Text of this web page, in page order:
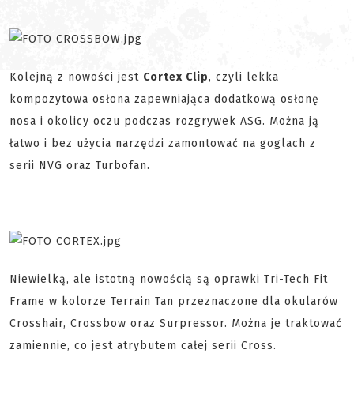
Kolejną z nowości jest Cortex Clip, czyli lekka
kompozytowa osłona zapewniająca dodatkową osłonę
nosa i okolicy oczu podczas rozgrywek ASG. Można ją
łatwo i bez użycia narzędzi zamontować na goglach z
serii NVG oraz Turbofan.
Niewielką, ale istotną nowością są oprawki Tri-Tech Fit
Frame w kolorze Terrain Tan przeznaczone dla okularów
Crosshair, Crossbow oraz Surpressor. Można je traktować
zamiennie, co jest atrybutem całej serii Cross.